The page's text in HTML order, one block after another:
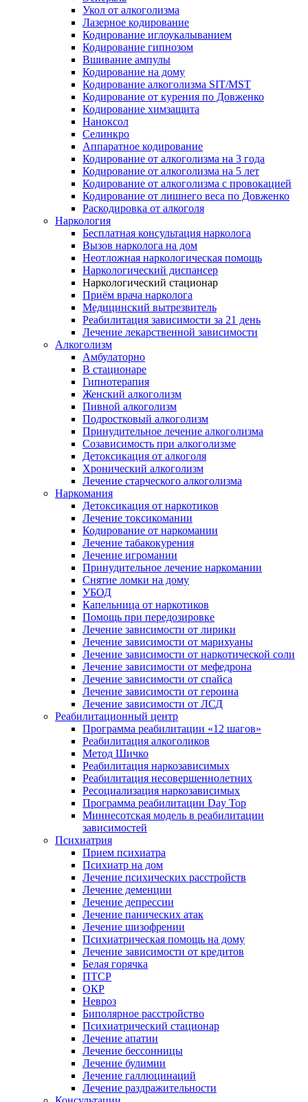
Укол от алкоголизма
Лазерное кодирование
Кодирование иглоукалыванием
Кодирование гипнозом
Вшивание ампулы
Кодирование на дому
Кодирование алкоголизма SIT/MST
Кодирование от курения по Довженко
Кодирование химзащита
Наноксол
Селинкро
Аппаратное кодирование
Кодирование от алкоголизма на 3 года
Кодирование от алкоголизма на 5 лет
Кодирование от алкоголизма с провокацией
Кодирование от лишнего веса по Довженко
Раскодировка от алкоголя
Наркология
Бесплатная консультация нарколога
Вызов нарколога на дом
Неотложная наркологическая помощь
Наркологический диспансер
Наркологический стационар
Приём врача нарколога
Медицинский вытрезвитель
Реабилитация зависимости за 21 день
Лечение лекарственной зависимости
Алкоголизм
Амбулаторно
В стационаре
Гипнотерапия
Женский алкоголизм
Пивной алкоголизм
Подростковый алкоголизм
Принудительное лечение алкоголизма
Созависимость при алкоголизме
Детоксикация от алкоголя
Хронический алкоголизм
Лечение старческого алкоголизма
Наркомания
Детоксикация от наркотиков
Лечение токсикомании
Кодирование от наркомании
Лечение табакокурения
Лечение игромании
Принудительное лечение наркомании
Снятие ломки на дому
УБОД
Капельница от наркотиков
Помощь при передозировке
Лечение зависимости от лирики
Лечение зависимости от марихуаны
Лечение зависимости от наркотической соли
Лечение зависимости от мефедрона
Лечение зависимости от спайса
Лечение зависимости от героина
Лечение зависимости от ЛСД
Реабилитационный центр
Программа реабилитации «12 шагов»
Реабилитация алкоголиков
Метод Шичко
Реабилитация наркозависимых
Реабилитация несовершеннолетних
Ресоциализация наркозависимых
Программа реабилитации Day Top
Миннесотская модель в реабилитации
зависимостей
Психиатрия
Прием психиатра
Психиатр на дом
Лечение психических расстройств
Лечение деменции
Лечение депрессии
Лечение панических атак
Лечение шизофрении
Психиатрическая помощь на дому
Лечение зависимости от кредитов
Белая горячка
ПТСР
ОКР
Невроз
Биполярное расстройство
Психиатрический стационар
Лечение апатии
Лечение бессонницы
Лечение булимии
Лечение галлюцинаций
Лечение раздражительности